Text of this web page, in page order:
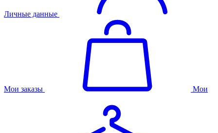
Личные данные
Мои заказы Мои